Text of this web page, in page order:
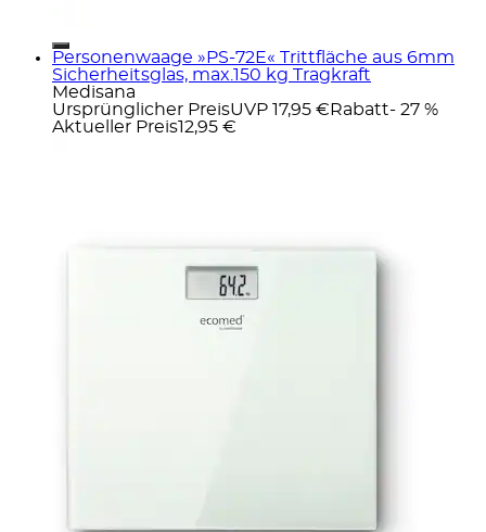
Personenwaage »PS-72E« Trittfläche aus 6mm
Sicherheitsglas, max.150 kg Tragkraft
Medisana
Ursprünglicher PreisUVP 17,95 € Rabatt- 27 %
Aktueller Preis12,95 €